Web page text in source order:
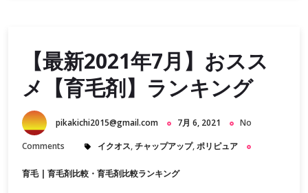
【最新2021年7月】おスス
メ【育毛剤】ランキング
pikakichi2015@gmail.com 7月 6, 2021
No
Comments
イクオス,チャップアップ,ポリピュア
育毛| 育毛剤比較・育毛剤比較ランキング